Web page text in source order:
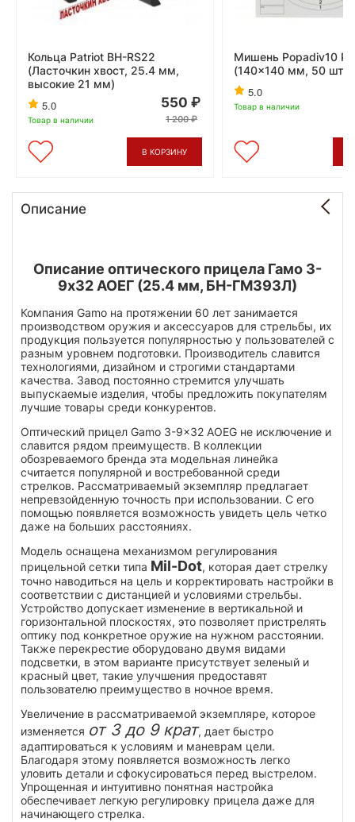
Кольца Patriot BH-RS22
(Ласточкин хвост, 25.4 мм,
высокие 21 мм)
5.0
Товар в наличии
550
1 200
В КОРЗИНУ
Мишень Popadiv10
(140x140 мм, 50 шт,
5.0
Товар в наличии
Описание
Описание оптического прицела Гамо 3-
9х32 АОЕГ (25.4 мм, БН-ГМ393Л)
Компания Gamo на протяжении 60 лет занимается
производством оружия и аксессуаров для стрельбы, их
продукция пользуется популярностью у пользователей с
разным уровнем подготовки. Производитель славится
технологиями, дизайном и строгими стандартами
качества. Завод постоянно стремится улучшать
выпускаемые изделия, чтобы предложить покупателям
лучшие товары среди конкурентов.
Оптический прицел Gamo 3-9x32 AOEG не исключение и
славится рядом преимуществ. В коллекции
обозреваемого бренда эта модельная линейка
считается популярной и востребованной среди
стрелков. Рассматриваемый экземпляр предлагает
непревзойденную точность при использовании. С его
помощью появляется возможность увидеть цель четко
даже на больших расстояниях.
Модель оснащена механизмом регулирования
прицельной сетки типа Mil-Dot, которая дает стрелку
точно наводиться на цель и корректировать настройки в
соответствии с дистанцией и условиями стрельбы.
Устройство допускает изменение в вертикальной и
горизонтальной плоскостях, это позволяет пристрелять
оптику под конкретное оружие на нужном расстоянии.
Также перекрестие оборудовано двумя видами
подсветки, в этом варианте присутствует зеленый и
красный цвет, такие улучшения предоставят
пользователю преимущество в ночное время.
Увеличение в рассматриваемой экземпляре, которое
изменяется от 3 до 9 крат, дает быстро
адаптироваться к условиям и маневрам цели.
Благодаря этому появляется возможность легко
уловить детали и сфокусироваться перед выстрелом.
Упрощенная и интуитивно понятная настройка
обеспечивает легкую регулировку прицела даже для
начинающего стрелка.